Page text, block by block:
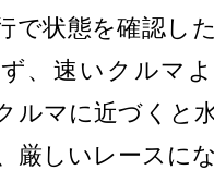
で状態を確認し
、速いクルマ
ルマに近づくと
厳しいレースに